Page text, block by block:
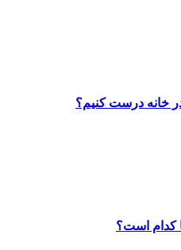
خانه درست کنیم؟
کدام است؟